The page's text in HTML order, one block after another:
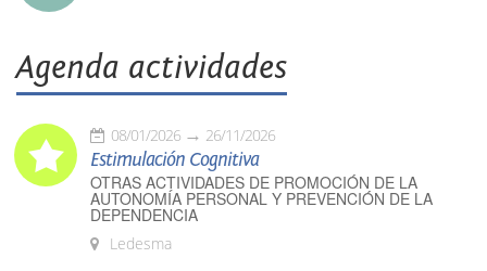
Agenda actividades
08/01/2026 26/11/2026
Estimulación Cognitiva
OTRAS ACTIVIDADES DE PROMOCIÓN DE LA
AUTONOMÍA PERSONAL Y PREVENCIÓN DE LA
DEPENDENCIA
Ledesma